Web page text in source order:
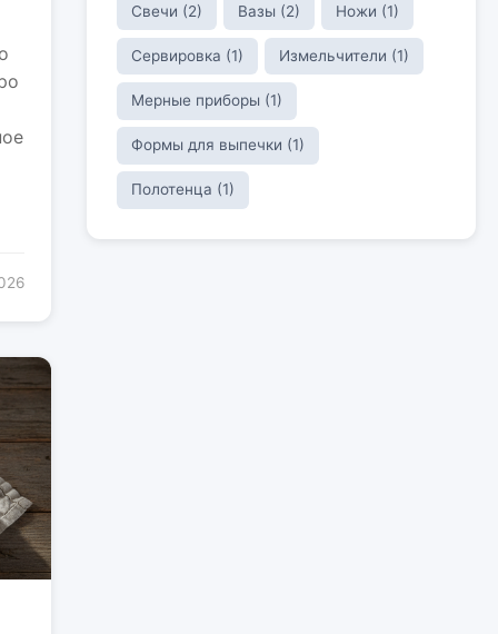
Свечи (2) Вазы (2) Ножи (1)
Сервировка (1) Измельчители (1)
Мерные приборы (1)
Формы для выпечки (1)
Полотенца (1)